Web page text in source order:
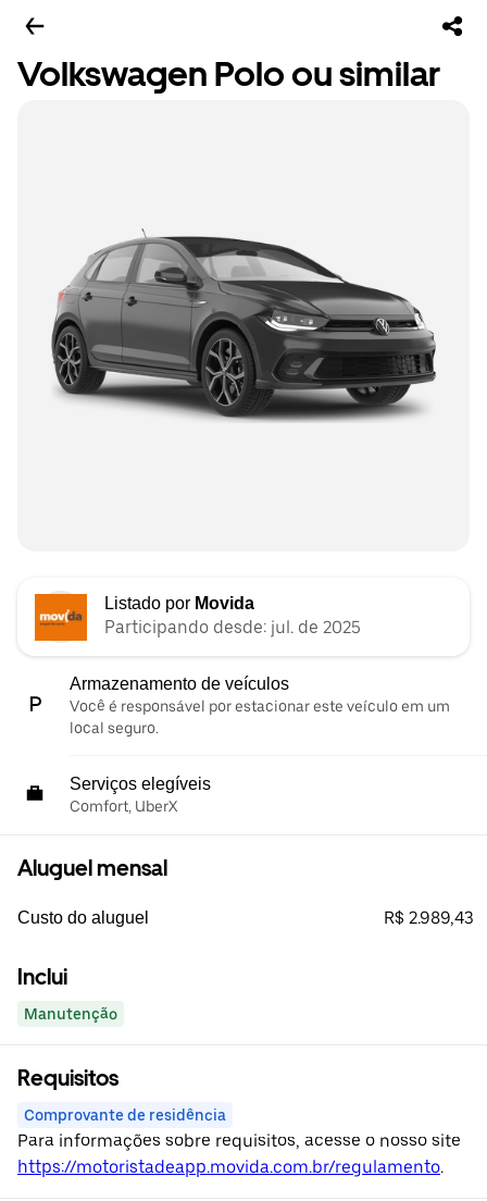
Volkswagen Polo ou similar
Listado por Movida
Participando desde: jul. de 2025
Armazenamento de veículos
Você é responsável por estacionar este veículo em um
local seguro.
Serviços elegíveis
Comfort, UberX
Aluguel mensal
Custo do aluguel R$ 2.989,43
Inclui
Manutenção
Requisitos
Comprovante de residência
Para informações sobre requisitos, acesse o nosso site
https://motoristadeapp.movida.com.br/regulamento.